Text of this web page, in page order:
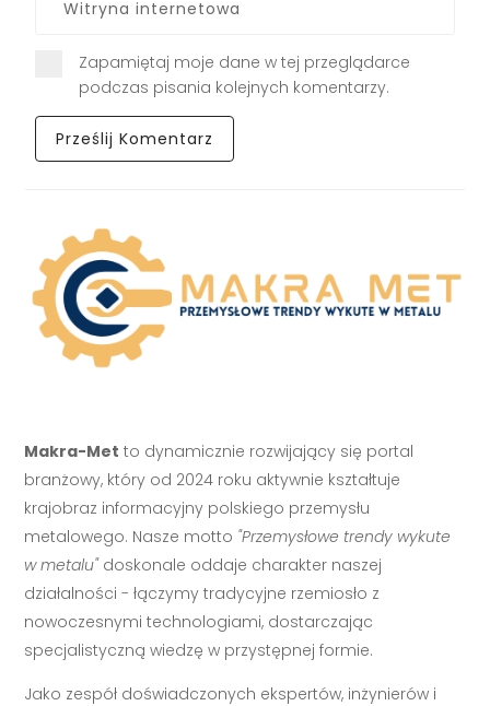
Zapamiętaj moje dane w tej przeglądarce
podczas pisania kolejnych komentarzy.
Makra-Met to dynamicznie rozwijający się portal
branżowy, który od 2024 roku aktywnie kształtuje
krajobraz informacyjny polskiego przemysłu
metalowego. Nasze motto "Przemysłowe trendy wykute
w metalu"doskonale oddaje charakter naszej
działalności - łączymy tradycyjne rzemiosło z
nowoczesnymi technologiami, dostarczając
specjalistyczną wiedzę w przystępnej formie.
Jako zespół doświadczonych ekspertów, inżynierów i